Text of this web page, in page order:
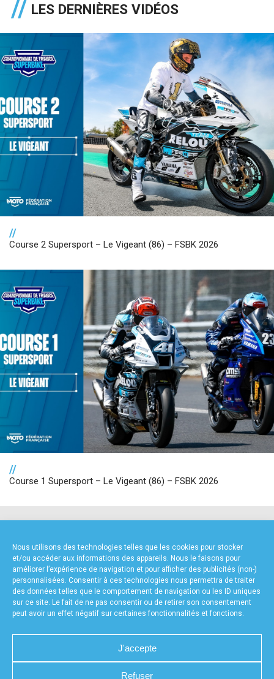
Nous utilisons des technologies telles que les cookies pour stocker
et/ou accéder aux informations des appareils. Nous le faisons pour
améliorer l’expérience de navigation et pour afficher des publicités (non-)
personnalisées. Consentir à ces technologies nous permettra de traiter
des données telles que le comportement de navigation ou les ID uniques
sur ce site. Le fait de ne pas consentir ou de retirer son consentement
peut avoir un effet négatif sur certaines fonctionnalités et fonctions.
J'accepte
Refuser
LES DERNIÈRES VIDÉOS
//
Course 2 Supersport – Le Vigeant (86) – FSBK 2026
//
Course 1 Supersport – Le Vigeant (86) – FSBK 2026